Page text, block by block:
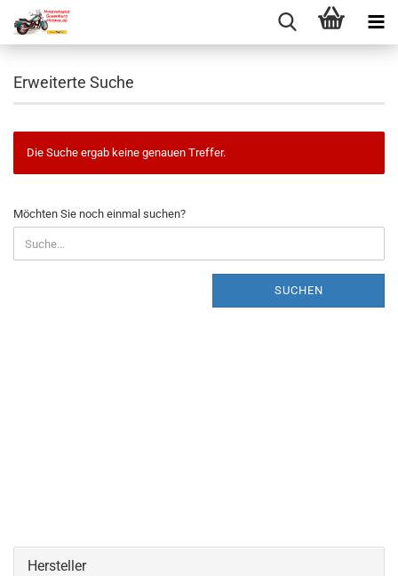
Erweiterte Suche
Die Suche ergab keine genauen Treffer.
MÖCHTEN
SIE
NOCH
EINMAL
Möchten Sie noch einmal suchen?
SUCHEN
Hersteller